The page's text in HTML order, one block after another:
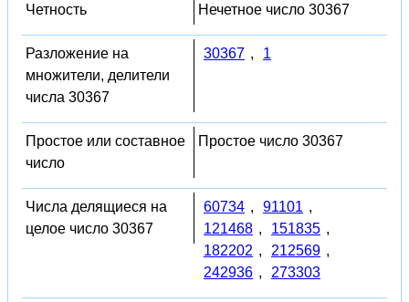
Четность Нечетное число 30367
Разложение на
множители, делители
числа 30367
30367 , 1
Простое или составное
число
Простое число 30367
Числа делящиеся на
целое число 30367
60734 , 91101 ,
121468 , 151835 ,
182202 , 212569 ,
242936 , 273303